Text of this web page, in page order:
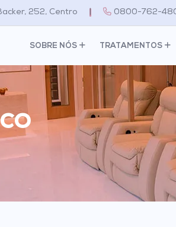
252, Centro 0800-762-
SOBRE NÓS TRATAMENTOS